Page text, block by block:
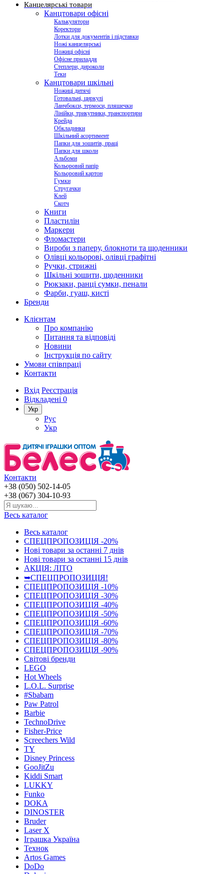
Канцелярські товари
Канцтовари офісні
Калькулятори
Коректори
Лотки для документів і підставки
Ножі канцелярські
Ножиці офісні
Офісне приладдя
Степлери, дироколи
Теки
Канцтовари шкільні
Ножиці дитячі
Готовальні, циркулі
Ланчбокси, термоси, пляшечки
Лінійки, трикутники, транспортири
Крейда
Обкладинки
Шкільний асортимент
Папки для зошитів, праці
Папки для школи
Альбоми
Кольоровий папір
Кольоровий картон
Гумки
Стругачки
Клей
Скотч
Книги
Пластилін
Маркери
Фломастери
Вироби з паперу, блокноти та щоденники
Олівці кольорові, олівці графітні
Ручки, стрижні
Шкільні зошити, щоденники
Рюкзаки, ранці сумки, пенали
Фарби, гуаш, кисті
Бренди
Клієнтам
Про компанію
Питання та відповіді
Новини
Інструкція по сайту
Умови співпраці
Контакти
Вхід Реєстрація
Відкладені 0
Укр
Рус
Укр
Контакти
+38 (050) 502-14-05
+38 (067) 304-10-93
Весь каталог
Весь каталог
СПЕЦПРОПОЗИЦІЯ -20%
Нові товари за останнi 7 днiв
Нові товари за останнi 15 днiв
АКЦІЯ: ЛІТО
➥СПЕЦПРОПОЗИЦІЯ!
СПЕЦПРОПОЗИЦІЯ -10%
СПЕЦПРОПОЗИЦІЯ -30%
СПЕЦПРОПОЗИЦІЯ -40%
СПЕЦПРОПОЗИЦІЯ -50%
СПЕЦПРОПОЗИЦІЯ -60%
СПЕЦПРОПОЗИЦІЯ -70%
СПЕЦПРОПОЗИЦІЯ -80%
СПЕЦПРОПОЗИЦІЯ -90%
Світові бренди
LEGO
Hot Wheels
L.O.L. Surprise
#Sbabam
Paw Patrol
Barbie
TechnoDrive
Fisher-Price
Screechers Wild
TY
Disney Princess
GooJitZu
Kiddi Smart
LUKKY
Funko
DOKA
DINOSTER
Bruder
Laser X
Іграшка Україна
Технок
Artos Games
DoDo